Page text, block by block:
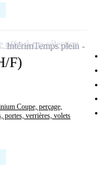
F)
Coupe, perçage,
portes, verrières, volets
IntérimTemps plein
offre à ma sélection